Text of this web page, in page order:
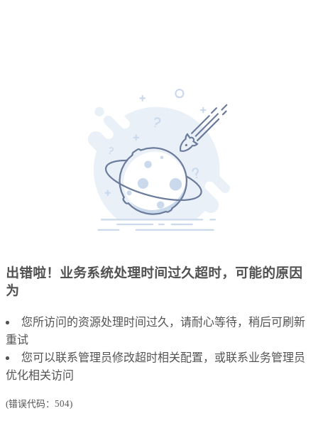
出错啦！业务系统处理时间过久超时，可能的原因
为
您所访问的资源处理时间过久，请耐心等待，稍后可刷新
重试
您可以联系管理员修改超时相关配置，或联系业务管理员
优化相关访问
(错误代码：504)